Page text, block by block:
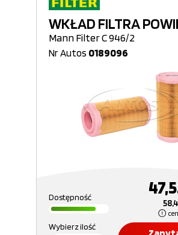
WKŁAD FILTRA
Mann Filter C 946/2
Nr Autos 0189096
Dostępność
Wybierz ilość